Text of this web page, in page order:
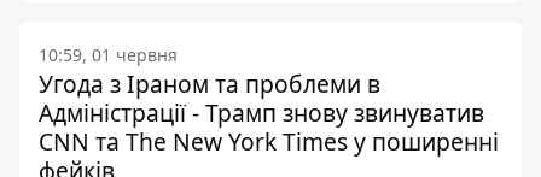
10:59, 01 червня
Угода з Іраном та проблеми в
Адміністрації - Трамп знову звинуватив
CNN та The New York Times у поширенні
фейків